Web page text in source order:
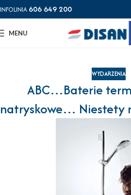
INFOLINIA 606 649 200
MENU
WYDARZENIA
ABC…Baterie
natryskowe… Niestety